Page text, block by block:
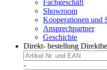
Fachgeschäft
Showroom
Kooperationen und
Ansprechpartner
Geschichte
Direkt- bestellung
-